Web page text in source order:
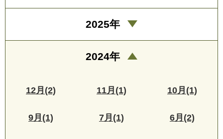
2025年
2024年
12月(2) 11月(1) 10月(1)
9月(1) 7月(1) 6月(2)